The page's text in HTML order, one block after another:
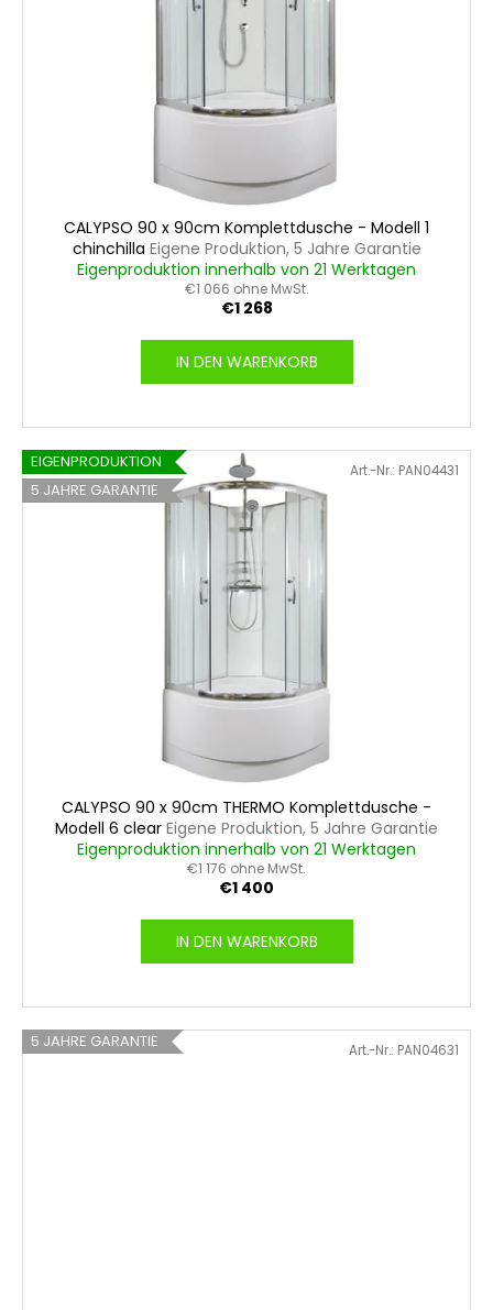
CALYPSO 90 x 90cm Komplettdusche - Modell 1
chinchilla Eigene Produktion, 5 Jahre Garantie
Eigenproduktion innerhalb von 21 Werktagen
€1 066 ohne MwSt.
€1 268
IN DEN WARENKORB
EIGENPRODUKTION
5 JAHRE GARANTIE
CALYPSO 90 x 90cm THERMO Komplettdusche -
Modell 6 clear Eigene Produktion, 5 Jahre Garantie
Eigenproduktion innerhalb von 21 Werktagen
€1 176 ohne MwSt.
€1 400
IN DEN WARENKORB
Art.-Nr.: PAN04431
5 JAHRE GARANTIE Art.-Nr.: PAN04631